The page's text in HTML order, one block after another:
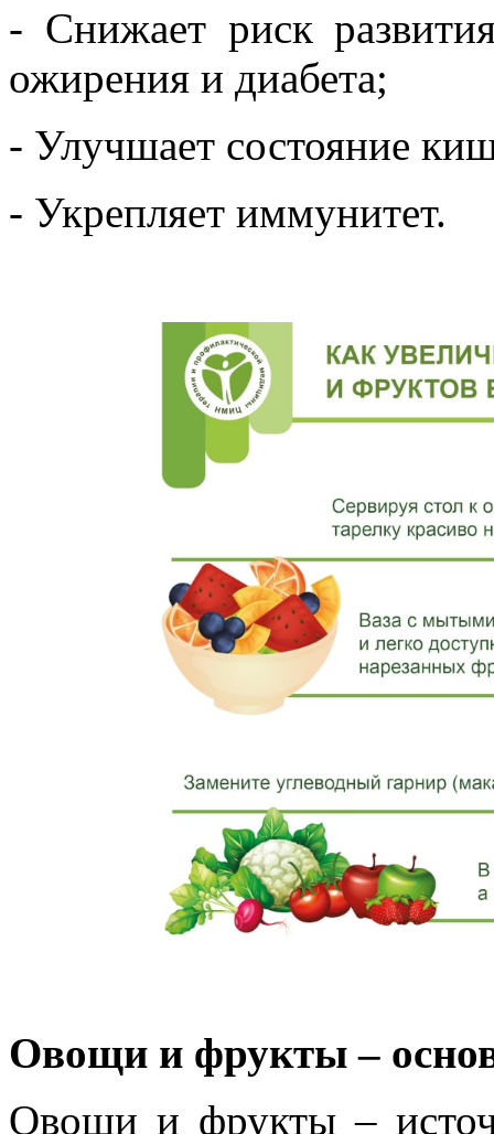
- Снижает риск
ожирения и диабета;
- Улучшает состояние
- Укрепляет иммунитет.
Овощи и фрукты –
Овощи и фрукты –